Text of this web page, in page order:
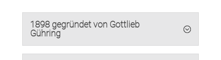
1898 gegründet von Gottlieb
Gühring